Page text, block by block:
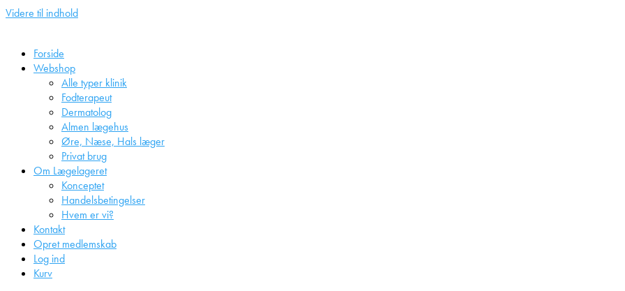
Videre til indhold
Forside
Webshop
Alle typer klinik
Fodterapeut
Dermatolog
Almen lægehus
Øre, Næse, Hals læger
Privat brug
Om Lægelageret
Konceptet
Handelsbetingelser
Hvem er vi?
Kontakt
Opret medlemskab
Log ind
Kurv